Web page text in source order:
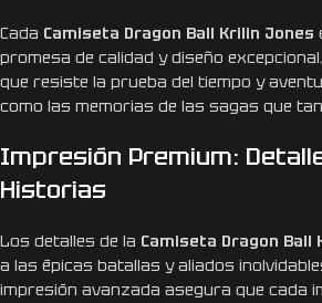
Cada Camiseta Dragon Ball Krilin Jones
promesa de calidad y diseño
que resiste la prueba del tiempo y
como las memorias de las sagas que
Impresión Premium:
Historias
Los detalles de la Camiseta Dragon Ball
a las épicas batallas y aliados
impresión avanzada asegura que cada